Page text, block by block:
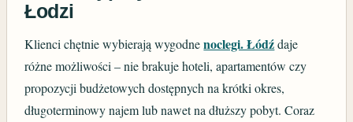
Łodzi
Klienci chętnie wybierają wygodnenoclegi. Łódźdaje
różne możliwości – nie brakuje hoteli, apartamentów czy
propozycji budżetowych dostępnych na krótki okres,
długoterminowy najem lub nawet na dłuższy pobyt. Coraz